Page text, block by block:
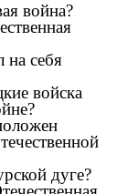
война?
на себя
войска
дуге?